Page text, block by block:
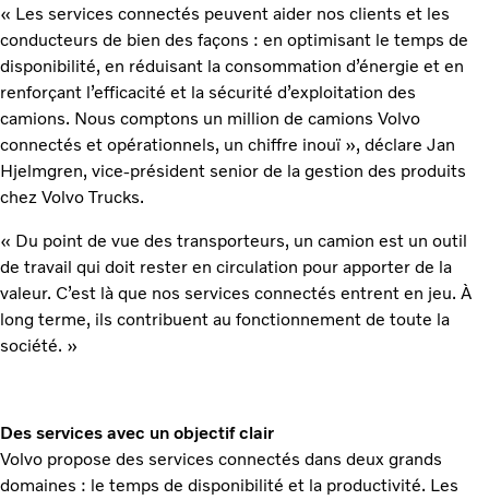
« Les services connectés peuvent aider nos clients et les
conducteurs de bien des façons : en optimisant le temps de
disponibilité, en réduisant la consommation d’énergie et en
renforçant l’efficacité et la sécurité d’exploitation des
camions. Nous comptons un million de camions Volvo
connectés et opérationnels, un chiffre inouï », déclare Jan
Hjelmgren, vice-président senior de la gestion des produits
chez Volvo Trucks.
« Du point de vue des transporteurs, un camion est un outil
de travail qui doit rester en circulation pour apporter de la
valeur. C’est là que nos services connectés entrent en jeu. À
long terme, ils contribuent au fonctionnement de toute la
société. »
Des services avec un objectif clair
Volvo propose des services connectés dans deux grands
domaines : le temps de disponibilité et la productivité. Les